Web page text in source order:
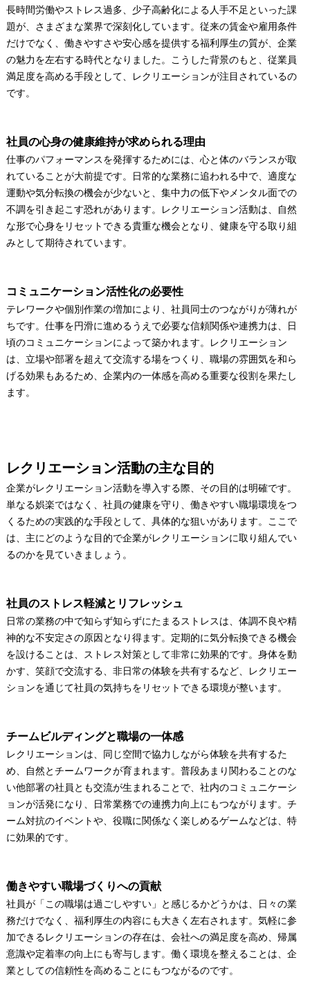
長時間労働やストレス過多、少子高齢化による人手不足といった課
題が、さまざまな業界で深刻化しています。従来の賃金や雇用条件
だけでなく、働きやすさや安心感を提供する福利厚生の質が、企業
の魅力を左右する時代となりました。こうした背景のもと、従業員
満足度を高める手段として、レクリエーションが注目されているの
です。
社員の心身の健康維持が求められる理由
仕事のパフォーマンスを発揮するためには、心と体のバランスが取
れていることが大前提です。日常的な業務に追われる中で、適度な
運動や気分転換の機会が少ないと、集中力の低下やメンタル面での
不調を引き起こす恐れがあります。レクリエーション活動は、自然
な形で心身をリセットできる貴重な機会となり、健康を守る取り組
みとして期待されています。
コミュニケーション活性化の必要性
テレワークや個別作業の増加により、社員同士のつながりが薄れが
ちです。仕事を円滑に進めるうえで必要な信頼関係や連携力は、日
頃のコミュニケーションによって築かれます。レクリエーション
は、立場や部署を超えて交流する場をつくり、職場の雰囲気を和ら
げる効果もあるため、企業内の一体感を高める重要な役割を果たし
ます。
レクリエーション活動の主な目的
企業がレクリエーション活動を導入する際、その目的は明確です。
単なる娯楽ではなく、社員の健康を守り、働きやすい職場環境をつ
くるための実践的な手段として、具体的な狙いがあります。ここで
は、主にどのような目的で企業がレクリエーションに取り組んでい
るのかを見ていきましょう。
社員のストレス軽減とリフレッシュ
日常の業務の中で知らず知らずにたまるストレスは、体調不良や精
神的な不安定さの原因となり得ます。定期的に気分転換できる機会
を設けることは、ストレス対策として非常に効果的です。身体を動
かす、笑顔で交流する、非日常の体験を共有するなど、レクリエー
ションを通じて社員の気持ちをリセットできる環境が整います。
チームビルディングと職場の一体感
レクリエーションは、同じ空間で協力しながら体験を共有するた
め、自然とチームワークが育まれます。普段あまり関わることのな
い他部署の社員とも交流が生まれることで、社内のコミュニケーシ
ョンが活発になり、日常業務での連携力向上にもつながります。チ
ーム対抗のイベントや、役職に関係なく楽しめるゲームなどは、特
に効果的です。
働きやすい職場づくりへの貢献
社員が「この職場は過ごしやすい」と感じるかどうかは、日々の業
務だけでなく、福利厚生の内容にも大きく左右されます。気軽に参
加できるレクリエーションの存在は、会社への満足度を高め、帰属
意識や定着率の向上にも寄与します。働く環境を整えることは、企
業としての信頼性を高めることにもつながるのです。